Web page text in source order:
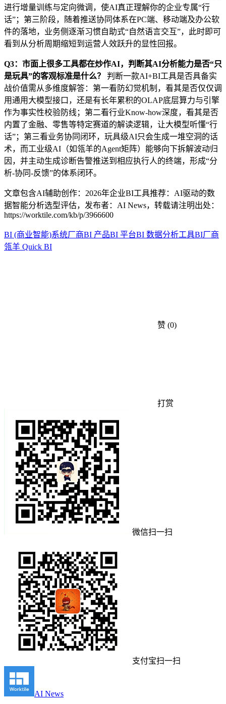
进行增量训练与定向微调，使AI真正理解你的企业专属“行
话”；第三阶段，随着推送协同体系在PC端、移动端及办公软
件的落地，业务侧逐渐习惯自助式“自然语言交互”，此时即可
看到从分析周期缩短到运营人效跃升的显性回报。
Q3：市面上很多工具都在炒作AI，判断其AI分析能力是否“只
是玩具”的客观标准是什么？
判断一款AI+BI工具是否具备实
战价值需从多维度解答：第一看防幻觉机制，看其是否仅仅调
用通用大模型接口，还是有长年累积的OLAP底层算力与引擎
作为事实性校验防线；第二看行业Know-how深度，看其是否
内置了金融、零售等特定赛道的解读逻辑，让大模型听懂“行
话”；第三看业务协同闭环，玩具级AI只会生成一堆空洞的话
术，而工业级AI（如瓴羊的Agent矩阵）能够向下拆解波动归
因，并主动生成诊断告警推送到相应执行人的终端，形成“分
析-协同-反馈”的体系闭环。
文章包含AI辅助创作：2026年企业BI工具推荐：AI驱动的数
据智能分析选型评估，发布者：AI News，转载请注明出处：
https://worktile.com/kb/p/3966600
BI (商业智能)系统厂商BI 产品BI 平台BI 数据分析工具BI厂商
瓴羊 Quick BI
赞 (0)
打赏
微信扫一扫
支付宝扫一扫
AI News